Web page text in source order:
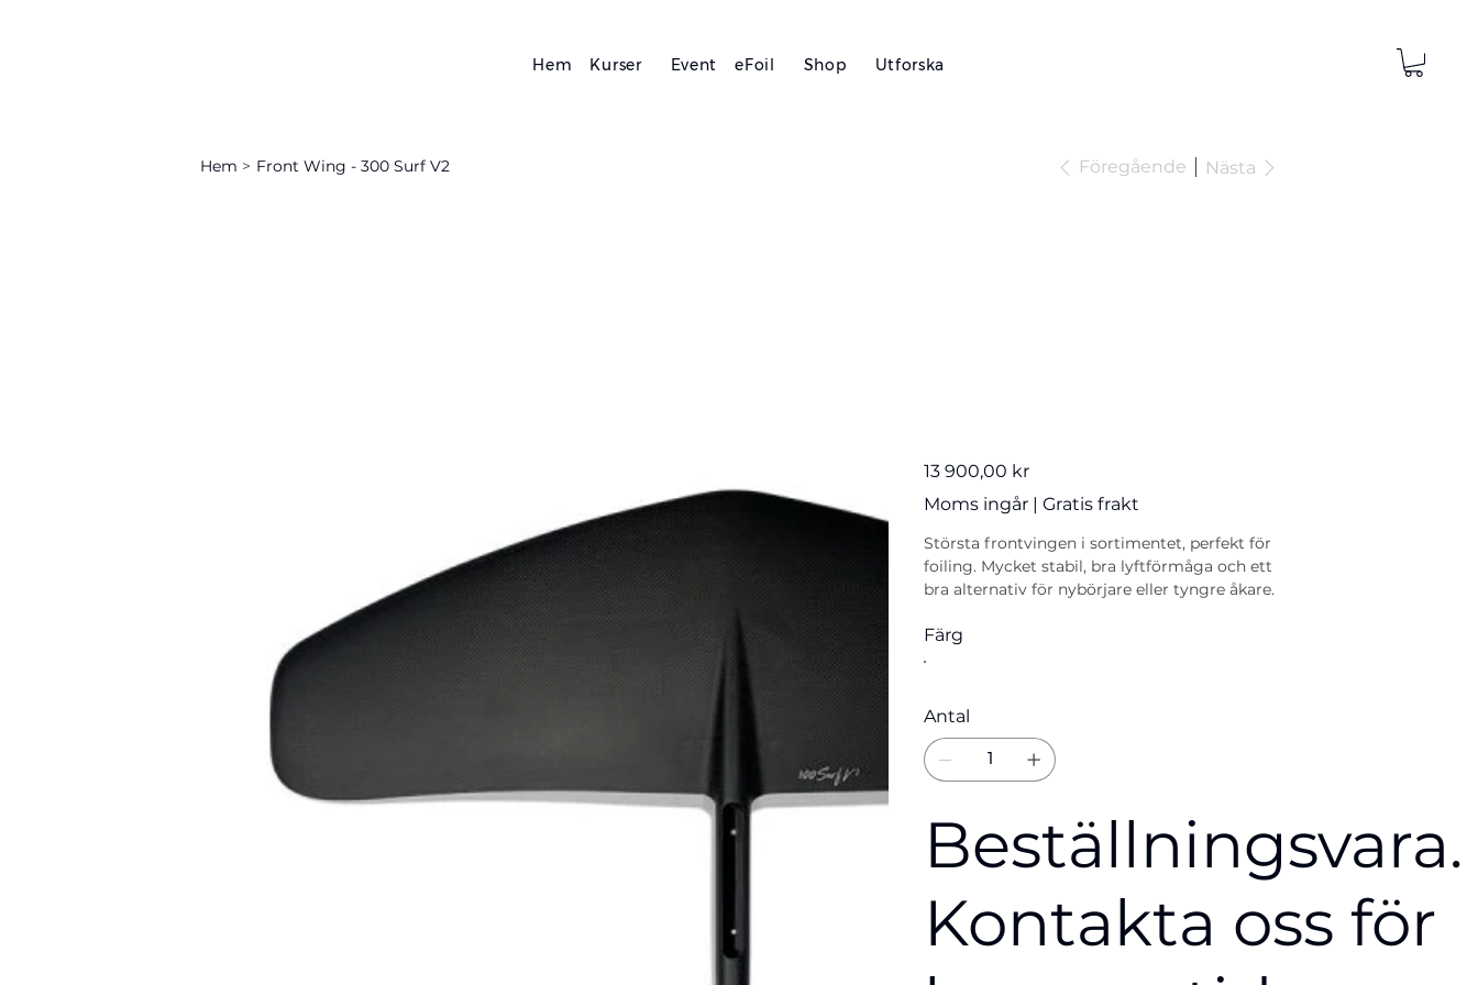
Hem Kurser Event eFoil Shop Utforska
Hem > Front Wing - 300 Surf V2 Föregående Nästa
Pris
13 900,00 kr
Moms ingår | Gratis frakt
Största frontvingen i sortimentet, perfekt för
foiling. Mycket stabil, bra lyftförmåga och ett
bra alternativ för nybörjare eller tyngre åkare.
Färg
Antal
Beställningsvara.
Kontakta oss för